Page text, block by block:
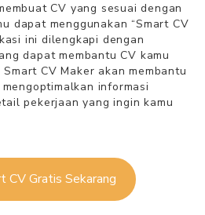
CV yang sesuai dengan
dapat menggunakan “Smart CV
ini dilengkapi dengan
dapat membantu CV kamu
CV Maker akan membantu
informasi
pekerjaan yang ingin kamu
CV Gratis Sekarang